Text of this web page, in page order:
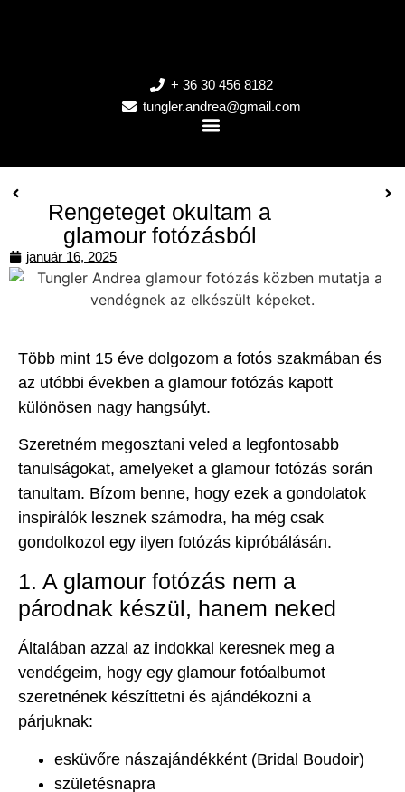
+ 36 30 456 8182
tungler.andrea@gmail.com
Rengeteget okultam a
glamour fotózásból
január 16, 2025
Több mint 15 éve dolgozom a fotós szakmában és
az utóbbi években a glamour fotózás kapott
különösen nagy hangsúlyt.
Szeretném megosztani veled a legfontosabb
tanulságokat, amelyeket a glamour fotózás során
tanultam. Bízom benne, hogy ezek a gondolatok
inspirálók lesznek számodra, ha még csak
gondolkozol egy ilyen fotózás kipróbálásán.
1. A glamour fotózás nem a
párodnak készül, hanem neked
Általában azzal az indokkal keresnek meg a
vendégeim, hogy egy glamour fotóalbumot
szeretnének készíttetni és ajándékozni a
párjuknak:
esküvőre nászajándékként (Bridal Boudoir)
születésnapra